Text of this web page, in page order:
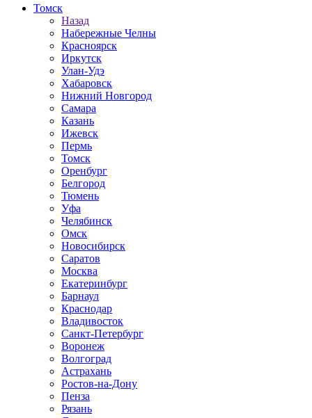
Томск
Назад
Набережные Челны
Красноярск
Иркутск
Улан-Удэ
Хабаровск
Нижний Новгород
Самара
Казань
Ижевск
Пермь
Томск
Оренбург
Белгород
Тюмень
Уфа
Челябинск
Омск
Новосибирск
Саратов
Москва
Екатеринбург
Барнаул
Краснодар
Владивосток
Санкт-Петербург
Воронеж
Волгоград
Астрахань
Ростов-на-Дону
Пенза
Рязань